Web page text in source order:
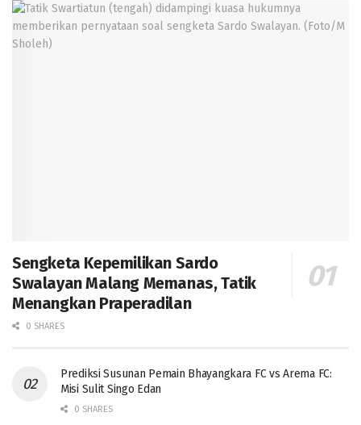
Sengketa Kepemilikan Sardo
Swalayan Malang Memanas, Tatik
Menangkan Praperadilan
0 SHARES
Prediksi Susunan Pemain Bhayangkara FC vs Arema FC:
Misi Sulit Singo Edan
0 SHARES